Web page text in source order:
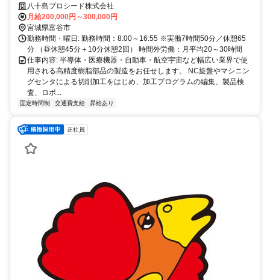
八十島プロシード株式会社
月給200,000円～300,000円
宮城県富谷市
勤務時間・曜日: 勤務時間：8:00～16:55 ※実働7時間50分／休憩65
分 （昼休憩45分＋10分休憩2回） 時間外労働：月平均20～30時間
仕事内容: 半導体・医療機器・自動車・航空宇宙など幅広い業界で使
用される高精度樹脂部品の製造をお任せします。 NC旋盤やマシニン
グセンタによる切削加工をはじめ、加工プログラムの編集、製品検
査、ロボ...
固定時間制 交通費支給 昇給あり
正社員